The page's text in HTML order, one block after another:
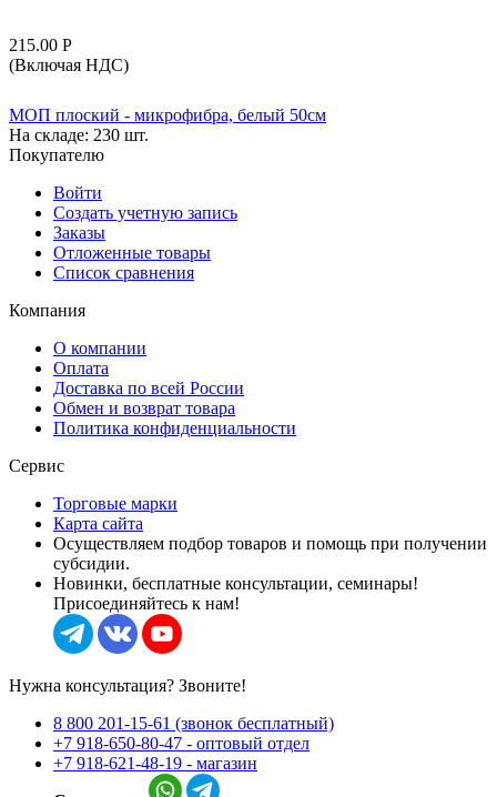
215.00 Р
(Включая НДС)
МОП плоский - микрофибра, белый 50см
На складе: 230 шт.
Покупателю
Войти
Создать учетную запись
Заказы
Отложенные товары
Список сравнения
Компания
О компании
Оплата
Доставка по всей России
Обмен и возврат товара
Политика конфиденциальности
Сервис
Торговые марки
Карта сайта
Осуществляем подбор товаров и помощь при получении
субсидии.
Новинки, бесплатные консультации, семинары!
Присоединяйтесь к нам!
Нужна консультация? Звоните!
8 800 201-15-61 (звонок бесплатный)
+7 918-650-80-47 - оптовый отдел
+7 918-621-48-19 - магазин